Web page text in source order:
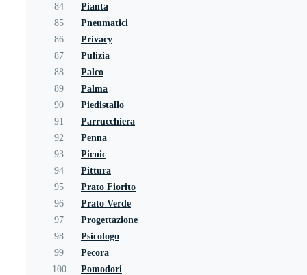
84
Pianta
85
Pneumatici
86
Privacy
87
Pulizia
88
Palco
89
Palma
90
Piedistallo
91
Parrucchiera
92
Penna
93
Picnic
94
Pittura
95
Prato Fiorito
96
Prato Verde
97
Progettazione
98
Psicologo
99
Pecora
100
Pomodori